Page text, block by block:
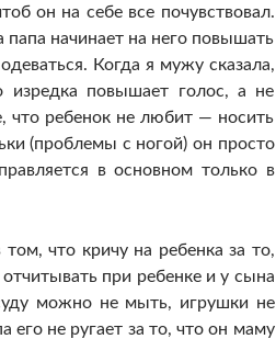
он на себе все почувствовал.
начинает на него повышать
Когда я мужу сказала,
изредка повышает голос, а не
что ребенок не любит — носить
(проблемы с ногой) он просто
в основном только в
что кричу на ребенка за то,
при ребенке и у сына
можно не мыть, игрушки не
его не ругает за то, что он маму